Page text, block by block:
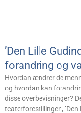
’Den Lille
forandring og
Hvordan ændrer de
og hvordan kan
disse overbevisninger?
teaterforestillingen, ’Den